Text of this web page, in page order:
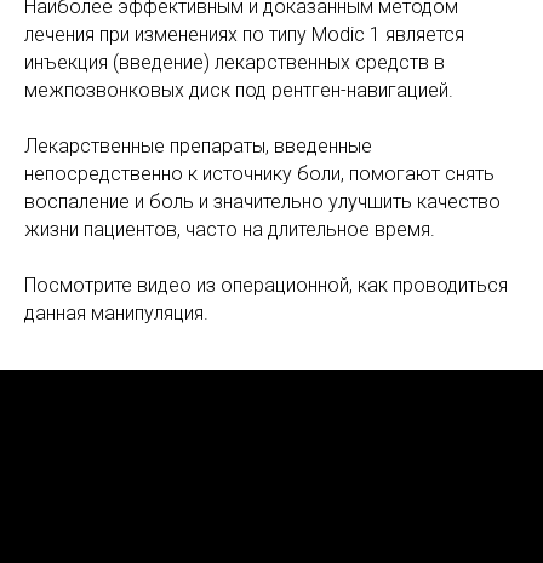
Наиболее эффективным и доказанным методом
лечения при изменениях по типу Modic 1 является
инъекция (введение) лекарственных средств в
межпозвонковых диск под рентген-навигацией.
Лекарственные препараты, введенные
непосредственно к источнику боли, помогают снять
воспаление и боль и значительно улучшить качество
жизни пациентов, часто на длительное время.
Посмотрите видео из операционной, как проводиться
данная манипуляция.